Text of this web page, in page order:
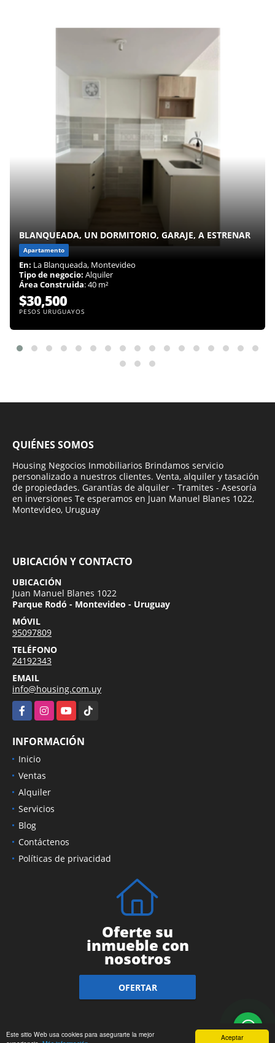
Aceptar
Este sitio Web usa cookies para asegurarte la mejor
BLANQUEADA, UN DORMITORIO, GARAJE, A ESTRENAR
Apartamento
En: La Blanqueada, Montevideo
Tipo de negocio: Alquiler
Área Construida: 40 m²
$30,500
PESOS URUGUAYOS
QUIÉNES SOMOS
Housing Negocios Inmobiliarios Brindamos servicio
personalizado a nuestros clientes. Venta, alquiler y tasación
de propiedades. Garantías de alquiler - Tramites - Asesoría
en inversiones Te esperamos en Juan Manuel Blanes 1022,
Montevideo, Uruguay
UBICACIÓN Y CONTACTO
UBICACIÓN
Juan Manuel Blanes 1022
Parque Rodó - Montevideo - Uruguay
MÓVIL
95097809
TELÉFONO
24192343
EMAIL
info@housing.com.uy
FacebookInstagramYouTubeTikTok
INFORMACIÓN
Inicio
Ventas
Alquiler
Servicios
Blog
Contáctenos
Políticas de privacidad
Oferte su
inmueble con
nosotros
OFERTAR